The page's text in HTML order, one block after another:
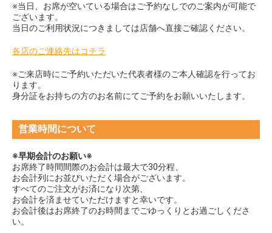
※当日、お席が空いている場合はご予約なしでのご案内が可能で
ございます。
当日のご利用状況につきましては店舗へ直接ご確認ください。
各店のご連絡先はコチラ
※ご来店時にご予約いただいた代表者様のご本人確認を行ってお
ります。
身分証をお持ちの方のお名前にてご予約をお願いいたします。
営業時間について
※早期会計のお願い※
お席終了時間間際のお会計は最大で30分程、
お会計列にお並びいただく場合がございます。
すべてのご注文がお済になり次第、
お会計を済ませていただけますと幸いです。
お会計後はお席終了のお時間までごゆっくりとお過ごしくださ
い。